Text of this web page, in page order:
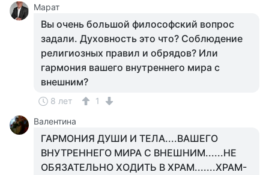
Марат
Вы очень большой философский вопрос
задали. Духовность это что? Соблюдение
религиозных правил и обрядов? Или
гармония вашего внутреннего мира с
внешним?
8 лет
1
Валентина
ГАРМОНИЯ ДУШИ И ТЕЛА....ВАШЕГО
ВНУТРЕННЕГО МИРА С ВНЕШНИМ......НЕ
ОБЯЗАТЕЛЬНО ХОДИТЬ В ХРАМ.......ХРАМ-